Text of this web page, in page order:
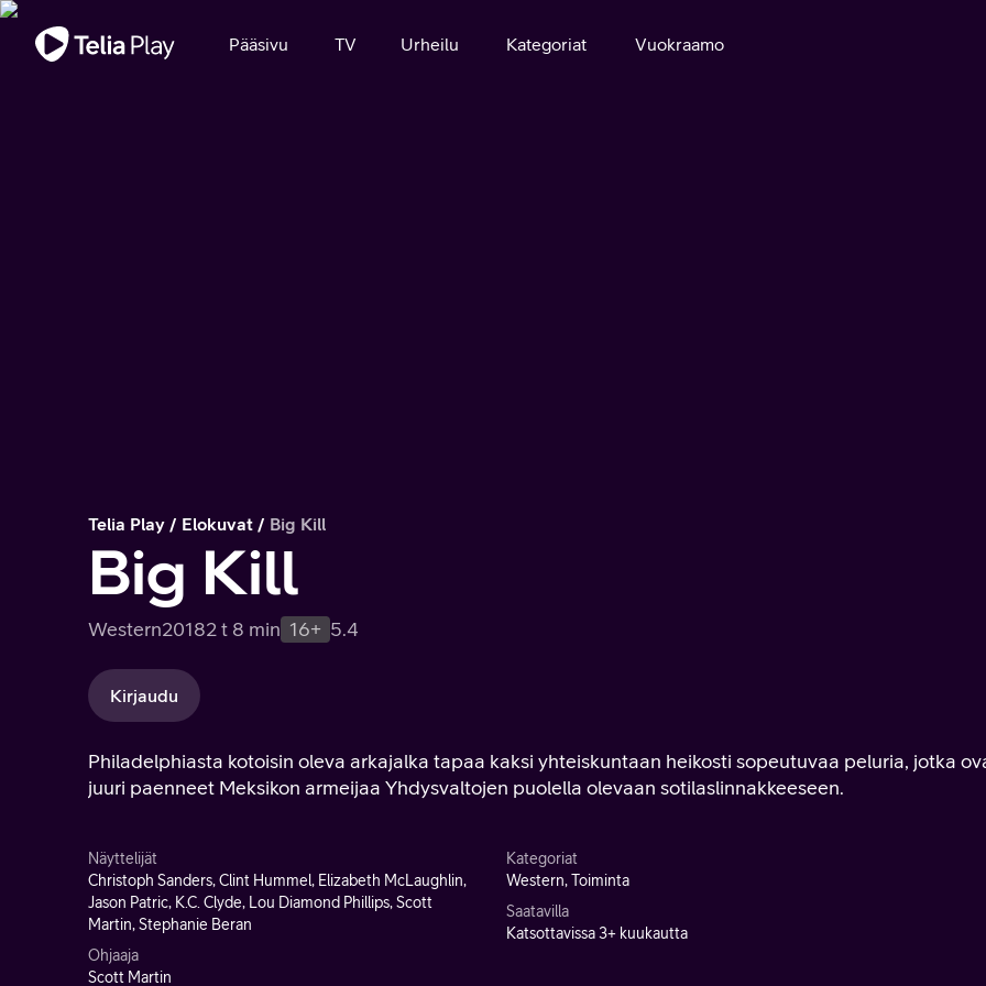
Tärkeä viesti
Pääsivu TV Urheilu Kategoriat Vuokraamo
Telia Play Elokuvat Big Kill
Big Kill
Western20182 t 8 min 16+ 5.4
Kirjaudu
Philadelphiasta kotoisin oleva arkajalka tapaa kaksi yhteiskuntaan heikosti sopeutuvaa peluria, jotka
juuri paenneet Meksikon armeijaa Yhdysvaltojen puolella olevaan sotilaslinnakkeeseen.
Näyttelijät
Christoph Sanders, Clint Hummel, Elizabeth McLaughlin,
Jason Patric, K.C. Clyde, Lou Diamond Phillips, Scott
Martin, Stephanie Beran
Ohjaaja
Scott Martin
Kategoriat
Western, Toiminta
Saatavilla
Katsottavissa 3+ kuukautta